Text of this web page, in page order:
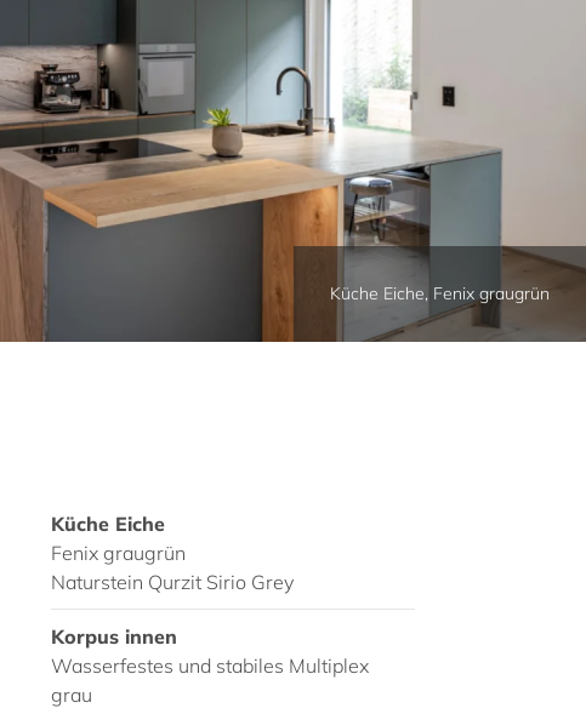
Küche Eiche, Fenix graugrün
Küche Eiche
Fenix graugrün
Naturstein Qurzit Sirio Grey
Korpus innen
Wasserfestes und stabiles Multiplex
grau